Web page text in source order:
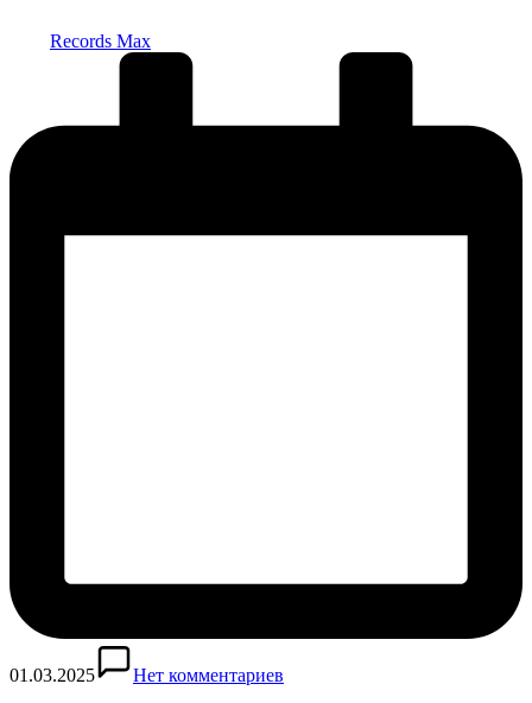
Records Max
01.03.2025
Нет комментариев